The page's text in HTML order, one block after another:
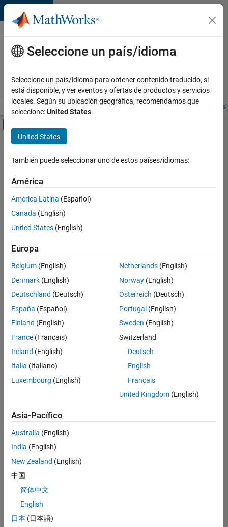
Saltar al contenido
Ofertas
de
empleo
MathWorks
Visión general Búsqueda de empleo Oficinas locales
Contenido principal
FILTRADO POR
Software Process Engineering
Actualmente
no
puestos
disponibles
que
se
correspondan
con
sus
criterios
de
búsqueda.
Pruebe
ampliar
su
todos
empleos.
Si aun
así no
ninguna
vacante
que se
a sus
Seleccione un país/idioma
Seleccione un país/idioma para obtener contenido traducido, si
está disponible, y ver eventos y ofertas de productos y servicios
locales. Según su ubicación geográfica, recomendamos que
seleccione:United States.
United States
También puede seleccionar uno de estos países/idiomas:
América
América Latina (Español)
Canada (English)
United States (English)
Europa
Belgium (English)
Denmark (English)
Deutschland (Deutsch)
España (Español)
Finland (English)
France (Français)
Ireland (English)
Italia (Italiano)
Luxembourg (English)
Netherlands(English)
Norway(English)
Österreich (Deutsch)
Portugal (English)
Sweden (English)
Switzerland
Deutsch
English
Français
United Kingdom(English)
Asia-Pacífico
Australia (English)
India (English)
New Zealand (English)
中国
简体中文
English
日本 (日本語)